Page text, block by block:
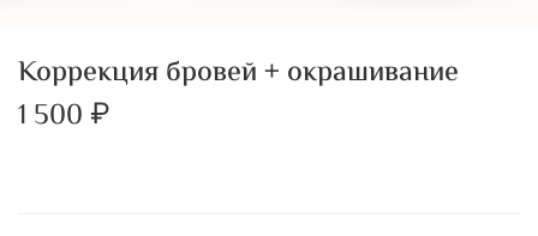
Коррекция бровей + окрашивание
1 500 ₽